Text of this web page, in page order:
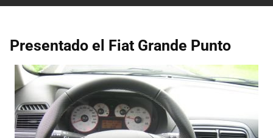
Presentado el Fiat Grande Punto